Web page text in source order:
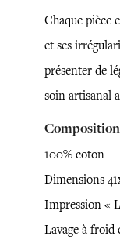
Chaque pièce
et ses
présenter de
soin artisanal
100% coton
Dimensions
Impression «
Lavage à froid